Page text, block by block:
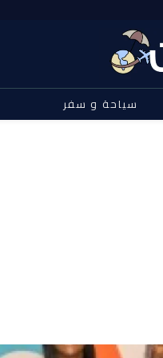
سياحة و سفر